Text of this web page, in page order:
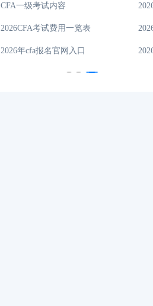
CFA一级考试内容
2026CFA考试费用一览表
2026年cfa报名官网入口